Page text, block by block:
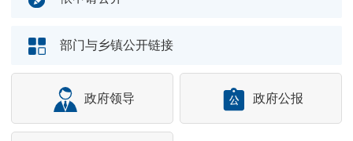
部门与乡镇公开链接
政府领导 政府公报